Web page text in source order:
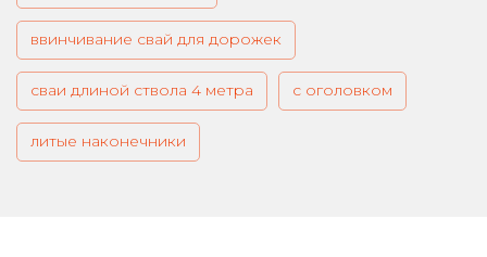
ввинчивание свай для дорожек
сваи длиной ствола 4 метра с оголовком
литые наконечники